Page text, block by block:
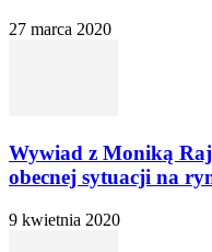
27 marca 2020
Wywiad z Moniką
obecnej sytuacji na
9 kwietnia 2020